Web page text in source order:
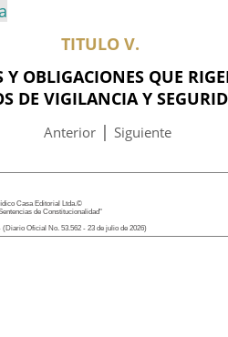
TITULO V.
Y OBLIGACIONES QUE
DE VIGILANCIA Y
Anterior | Siguiente
Casa Editorial Ltda.©
de Constitucionalidad"
Oficial No. 53.562 - 23 de julio de 2026)